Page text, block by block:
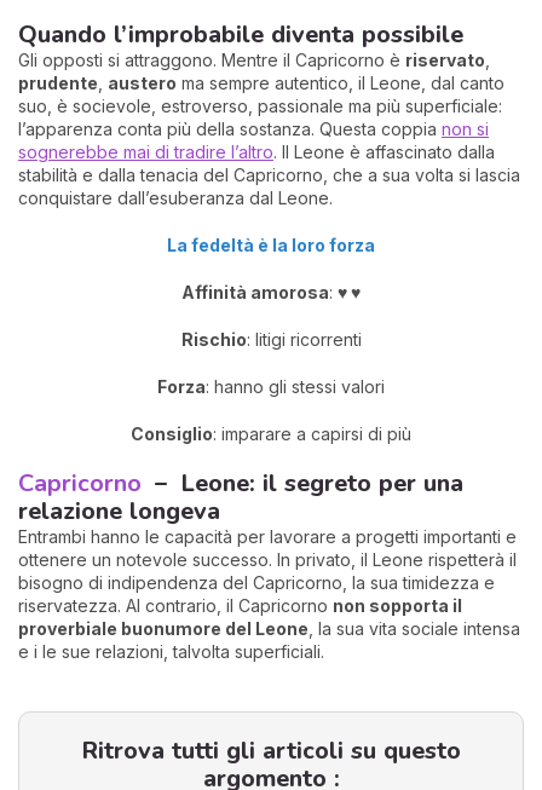
Quando l’improbabile diventa possibile
Gli opposti si attraggono. Mentre il Capricorno è riservato
prudente austero ma sempre autentico, il Leone, dal canto
suo, è socievole, estroverso, passionale ma più superficiale:
l’apparenza conta più della sostanza. Questa coppia non si
sognerebbe mai di tradire l’altro. Il Leone è affascinato dalla
stabilità e dalla tenacia del Capricorno, che a sua volta si lascia
conquistare dall’esuberanza dal Leone.
La fedeltà è la loro forza
Affinità amorosa: ♥♥
Rischio: litigi ricorrenti
Forza: hanno gli stessi valori
Consiglio: imparare a capirsi di più
Capricorno – Leone: il segreto per una
relazione longeva
Entrambi hanno le capacità per lavorare a progetti importanti e
ottenere un notevole successo. In privato, il Leone rispetterà il
bisogno di indipendenza del Capricorno, la sua timidezza e
riservatezza. Al contrario, il Capricorno non sopporta il
proverbiale buonumore del Leone , la sua vita sociale intensa
e i le sue relazioni, talvolta superficiali.
Ritrova tutti gli articoli su questo
argomento :